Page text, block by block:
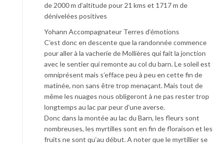
de 2000 m d’altitude pour 21 kms et 1717 m de
dénivelées positives
Yohann Accompagnateur Terres d’émotions
C’est donc en descente que la randonnée commence
pour aller à la vacherie de Mollières qui fait la jonction
avec le sentier qui remonte au col du barn. Le soleil est
omniprésent mais s’efface peu à peu en cette fin de
matinée, non sans être trop menaçant. Mais tout de
même les nuages nous obligeront à ne pas rester trop
longtemps au lac par peur d’une averse.
Donc dans la montée au lac du Barn, les fleurs sont
nombreuses, les myrtilles sont en fin de floraison et les
fruits ne sont qu’au début. A noter que le myrtillier se